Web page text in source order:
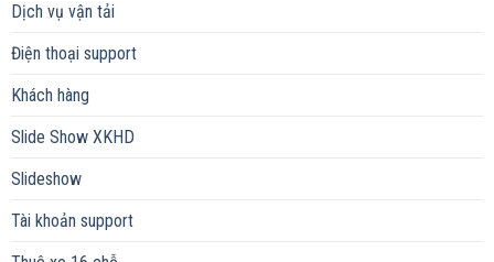
Dịch vụ vận tải
Điện thoại support
Khách hàng
Slide Show XKHD
Slideshow
Tài khoản support